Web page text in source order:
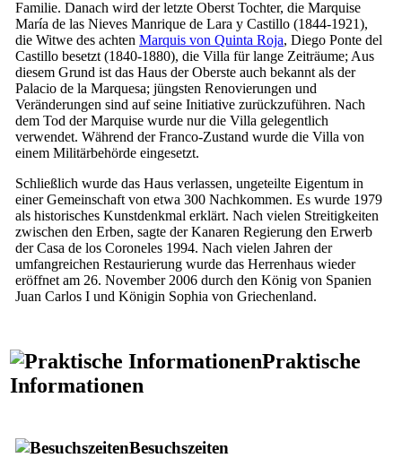
Familie. Danach wird der letzte Oberst Tochter, die Marquise
María de las Nieves Manrique de Lara y Castillo (1844-1921),
die Witwe des achten Marquis von Quinta Roja, Diego Ponte del
Castillo besetzt (1840-1880), die Villa für lange Zeiträume; Aus
diesem Grund ist das Haus der Oberste auch bekannt als der
Palacio de la Marquesa; jüngsten Renovierungen und
Veränderungen sind auf seine Initiative zurückzuführen. Nach
dem Tod der Marquise wurde nur die Villa gelegentlich
verwendet. Während der Franco-Zustand wurde die Villa von
einem Militärbehörde eingesetzt.
Schließlich wurde das Haus verlassen, ungeteilte Eigentum in
einer Gemeinschaft von etwa 300 Nachkommen. Es wurde 1979
als historisches Kunstdenkmal erklärt. Nach vielen Streitigkeiten
zwischen den Erben, sagte der Kanaren Regierung den Erwerb
derCasa de los Coroneles 1994. Nach vielen Jahren der
umfangreichen Restaurierung wurde das Herrenhaus wieder
eröffnet am 26. November 2006 durch den König von Spanien
Juan Carlos I und Königin Sophia von Griechenland.
Praktische
Informationen
Besuchszeiten